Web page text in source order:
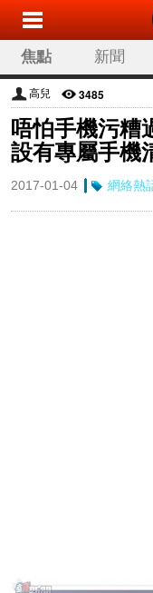
焦點 新聞
高兒 3485
唔怕手機污糟
設有專屬手機
2017-01-04 網絡熱